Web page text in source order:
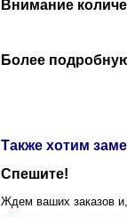
Внимание
Более
Также хотим
Спешите!
Ждем ваших заказов